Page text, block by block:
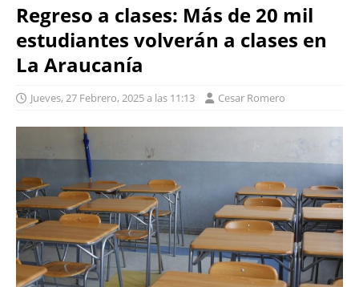
Regreso a clases: Más de 20 mil
estudiantes volverán a clases en
La Araucanía
Jueves, 27 Febrero, 2025 a las 11:13 Cesar Romero